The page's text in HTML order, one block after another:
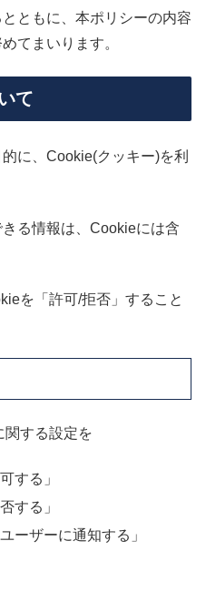
ともに、本ポリシーの内容
てまいります。
て
に、Cookie(クッキー)を利
る情報は、Cookieには含
を「許可/拒否」すること
関する設定を
する」
する」
ーザーに通知する」